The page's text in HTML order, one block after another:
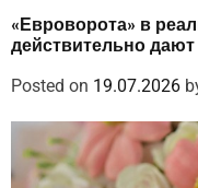
«Евроворота» в
действительно
Posted on 19.07.2026